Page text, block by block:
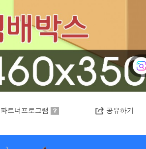
파트너프로그램 공유하기